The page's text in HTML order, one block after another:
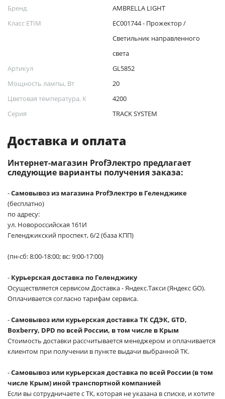
Бренд
AMBRELLA LIGHT
Класс ETIM
EC001744 - Прожектор /
Светильник направленного
света
Артикул
GL5852
Мощность лампы, Вт
20
Цветовая температура, К
4200
Серия
TRACK SYSTEM
Доставка и оплата
Интернет-магазин ProfЭлектро предлагает
следующие варианты получения заказа:
-Самовывоз из магазина ProfЭлектро в Геленджике
(бесплатно)
по адресу:
ул. Новороссийская 161И
Геленджикский проспект, 6/2 (база КПП)
(пн-сб: 8:00-18:00; вс: 9:00-17:00)
- Курьерская доставка по Геленджику
Осуществляется сервисом Доставка - Яндекс.Такси (Яндекс GO).
Оплачивается согласно тарифам сервиса.
-Самовывоз или курьерская доставка ТК СДЭК, GTD,
Boxberry, DPD по всей России, в том числе в Крым
Стоимость доставки рассчитывается менеджером и оплачивается
клиентом при получении в пункте выдачи выбранной ТК.
-Самовывоз или курьерская доставка по всей России (в том
числе Крым) иной транспортной компанией
Если вы сотрудничаете с ТК, которая не указана в списке, и хотите